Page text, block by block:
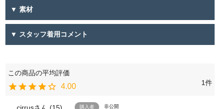
▼ 素材
▼ スタッフ着用コメント
4.00 1
購入者 非公開